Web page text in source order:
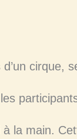
cirque,
la main.